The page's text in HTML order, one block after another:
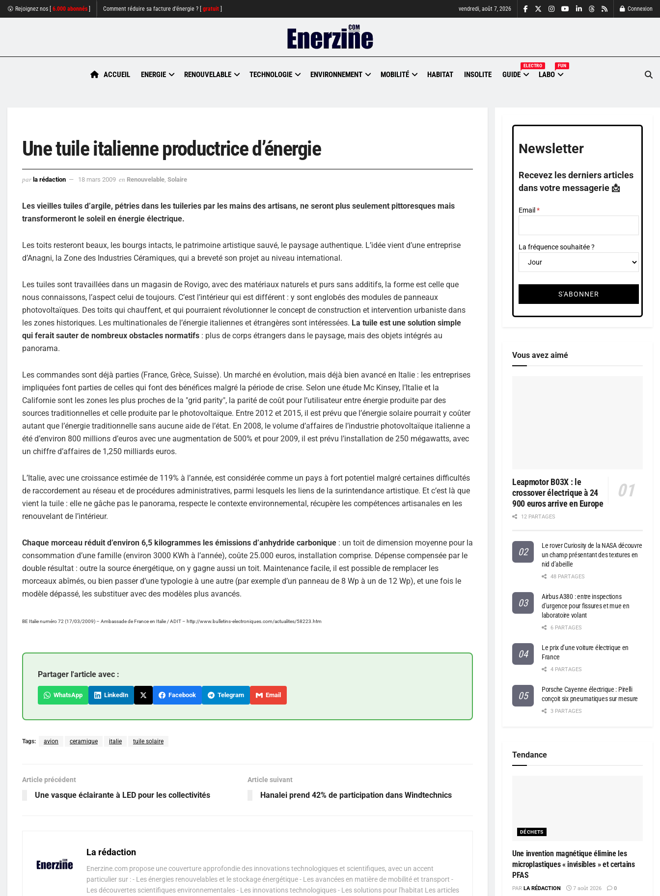
😮 Rejoignez nos [ 6.000 abonnés Comment réduire sa facture d'énergie ? [ gratuit vendredi, août 7, 2026 Connexion
ACCUEIL ENERGIE RENOUVELABLE TECHNOLOGIE ENVIRONNEMENT MOBILITÉ HABITAT INSOLITE GUIDE
ELECTRO
LABO
FUN
Une tuile italienne productrice d’énergie
par la rédaction 18 mars 2009 en Renouvelable Solaire
Les vieilles tuiles d’argile, pétries dans les tuileries par les mains des artisans, ne seront plus seulement pittoresques mais
transformeront le soleil en énergie électrique.
Les toits resteront beaux, les bourgs intacts, le patrimoine artistique sauvé, le paysage authentique. L’idée vient d’une entreprise
d’Anagni, la Zone des Industries Céramiques, qui a breveté son projet au niveau international.
Les tuiles sont travaillées dans un magasin de Rovigo, avec des matériaux naturels et purs sans additifs, la forme est celle que
nous connaissons, l’aspect celui de toujours. C’est l’intérieur qui est différent : y sont englobés des modules de panneaux
photovoltaïques. Des toits qui chauffent, et qui pourraient révolutionner le concept de construction et intervention urbaniste dans
les zones historiques. Les multinationales de l’énergie italiennes et étrangères sont intéressées. La tuile est une solution simple
qui ferait sauter de nombreux obstacles normatifs : plus de corps étrangers dans le paysage, mais des objets intégrés au
panorama.
Les commandes sont déjà parties (France, Grèce, Suisse). Un marché en évolution, mais déjà bien avancé en Italie : les entreprises
impliquées font parties de celles qui font des bénéfices malgré la période de crise. Selon une étude Mc Kinsey, l’Italie et la
Californie sont les zones les plus proches de la "grid parity", la parité de coût pour l’utilisateur entre énergie produite par des
sources traditionnelles et celle produite par le photovoltaïque. Entre 2012 et 2015, il est prévu que l’énergie solaire pourrait y coûter
autant que l’énergie traditionnelle sans aucune aide de l’état. En 2008, le volume d’affaires de l’industrie photovoltaïque italienne a
été d’environ 800 millions d’euros avec une augmentation de 500% et pour 2009, il est prévu l’installation de 250 mégawatts, avec
un chiffre d’affaires de 1,250 milliards euros.
L’Italie, avec une croissance estimée de 119% à l’année, est considérée comme un pays à fort potentiel malgré certaines difficultés
de raccordement au réseau et de procédures administratives, parmi lesquels les liens de la surintendance artistique. Et c’est là que
vient la tuile : elle ne gâche pas le panorama, respecte le contexte environnemental, récupère les compétences artisanales en les
renouvelant de l’intérieur.
Chaque morceau réduit d’environ 6,5 kilogrammes les émissions d’anhydride carbonique : un toit de dimension moyenne pour la
consommation d’une famille (environ 3000 KWh à l’année), coûte 25.000 euros, installation comprise. Dépense compensée par le
double résultat : outre la source énergétique, on y gagne aussi un toit. Maintenance facile, il est possible de remplacer les
morceaux abîmés, ou bien passer d’une typologie à une autre (par exemple d’un panneau de 8 Wp à un de 12 Wp), et une fois le
modèle dépassé, les substituer avec des modèles plus avancés.
BE Italie numéro 72 (17/03/2009) – Ambassade de France en Italie / ADIT – http://www.bulletins-electroniques.com/actualites/58223.htm
Partager l'article avec :
WhatsApp LinkedIn Facebook Telegram Email
Tags: avion ceramique italie tuile solaire
Article précédent
Une vasque éclairante à LED pour les collectivités
Article suivant
Hanalei prend 42% de participation dans Windtechnics
La rédaction
Enerzine.com propose une couverture approfondie des innovations technologiques et scientifiques, avec un accent
particulier sur : - Les énergies renouvelables et le stockage énergétique - Les avancées en matière de mobilité et transport -
Les découvertes scientifiques environnementales - Les innovations technologiques - Les solutions pour l'habitat Les articles
Newsletter
Recevez les derniers articles
dans votre messagerie 📩
Email
La fréquence souhaitée ?
Vous avez aimé
Leapmotor B03X : le
crossover électrique à 24
900 euros arrive en Europe
12 PARTAGES
Le rover Curiosity de la NASA découvre
un champ présentant des textures en
nid d’abeille
48 PARTAGES
Airbus A380 : entre inspections
d’urgence pour fissures et mue en
laboratoire volant
6 PARTAGES
Le prix d’une voiture électrique en
France
4 PARTAGES
Porsche Cayenne électrique : Pirelli
conçoit six pneumatiques sur mesure
3 PARTAGES
Tendance
DÉCHETS
Une invention magnétique élimine les
microplastiques « invisibles » et certains
PFAS
PAR LA RÉDACTION 7 août 2026 0